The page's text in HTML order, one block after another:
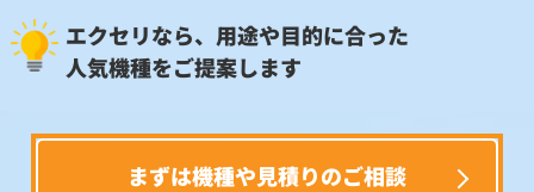
エクセリなら、用途や目的に合った
人気機種をご提案します
まずは機種や見積りのご相談